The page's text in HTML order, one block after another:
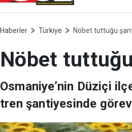
Haberler Türkiye Nöbet tuttuğu
Nöbet
Osmaniye’nin Düziçi
tren şantiyesinde